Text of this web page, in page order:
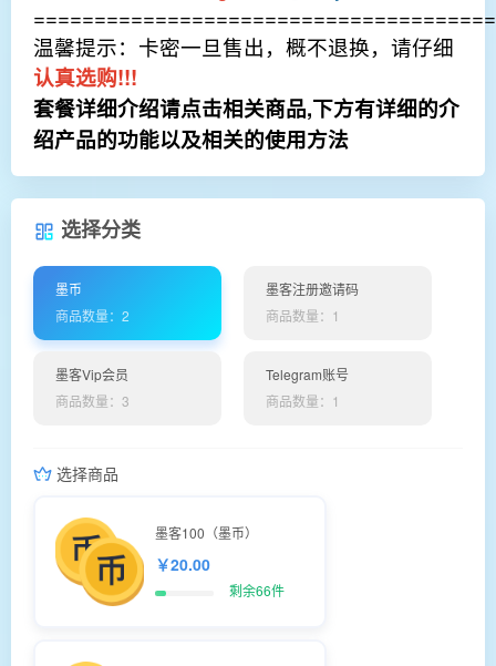
温馨提示：卡密一旦售出，概不退换，请仔细
认真选购!!!
套餐详细介绍请点击相关商品,下方有详细的介
绍产品的功能以及相关的使用方法
选择分类
墨币
商品数量：2
墨客注册邀请码
商品数量：1
墨客Vip会员
商品数量：3
Telegram账号
商品数量：1
选择商品
墨客100（墨币）
￥20.00
剩余66件